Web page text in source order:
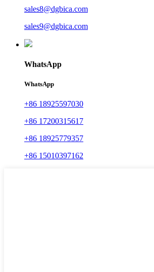
sales8@dgbica.com
sales9@dgbica.com
WhatsApp
WhatsApp
+86 18925597030
+86 17200315617
+86 18925779357
+86 15010397162